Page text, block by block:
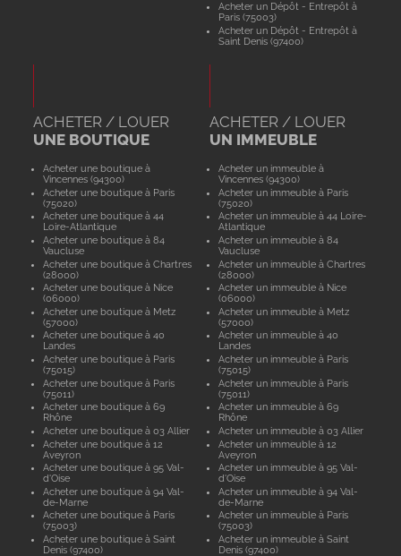
Acheter un Dépôt - Entrepôt à
Paris (75003)
Acheter un Dépôt - Entrepôt à
Saint Denis (97400)
ACHETER / LOUER
UNE BOUTIQUE
Acheter une boutique à
Vincennes (94300)
Acheter une boutique à Paris
(75020)
Acheter une boutique à 44
Loire-Atlantique
Acheter une boutique à 84
Vaucluse
Acheter une boutique à Chartres
(28000)
Acheter une boutique à Nice
(06000)
Acheter une boutique à Metz
(57000)
Acheter une boutique à 40
Landes
Acheter une boutique à Paris
(75015)
Acheter une boutique à Paris
(75011)
Acheter une boutique à 69
Rhône
Acheter une boutique à 03 Allier
Acheter une boutique à 12
Aveyron
Acheter une boutique à 95 Val-
d'Oise
Acheter une boutique à 94 Val-
de-Marne
Acheter une boutique à Paris
(75003)
Acheter une boutique à Saint
Denis (97400)
ACHETER / LOUER
UN IMMEUBLE
Acheter un immeuble à
Vincennes (94300)
Acheter un immeuble à Paris
(75020)
Acheter un immeuble à 44 Loire-
Atlantique
Acheter un immeuble à 84
Vaucluse
Acheter un immeuble à Chartres
(28000)
Acheter un immeuble à Nice
(06000)
Acheter un immeuble à Metz
(57000)
Acheter un immeuble à 40
Landes
Acheter un immeuble à Paris
(75015)
Acheter un immeuble à Paris
(75011)
Acheter un immeuble à 69
Rhône
Acheter un immeuble à 03 Allier
Acheter un immeuble à 12
Aveyron
Acheter un immeuble à 95 Val-
d'Oise
Acheter un immeuble à 94 Val-
de-Marne
Acheter un immeuble à Paris
(75003)
Acheter un immeuble à Saint
Denis (97400)